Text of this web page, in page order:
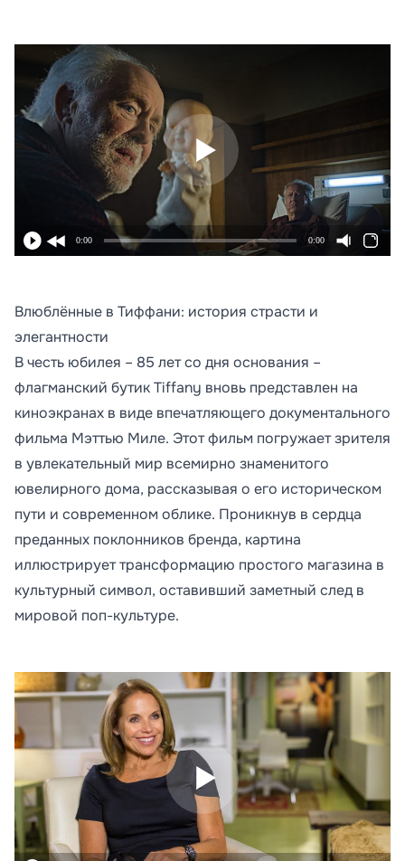
0:00 0:00
Влюблённые в Тиффани: история страсти и
элегантности
В честь юбилея – 85 лет со дня основания –
флагманский бутик Tiffany вновь представлен на
киноэкранах в виде впечатляющего документального
фильма Мэттью Миле. Этот фильм погружает зрителя
в увлекательный мир всемирно знаменитого
ювелирного дома, рассказывая о его историческом
пути и современном облике. Проникнув в сердца
преданных поклонников бренда, картина
иллюстрирует трансформацию простого магазина в
культурный символ, оставивший заметный след в
мировой поп-культуре.